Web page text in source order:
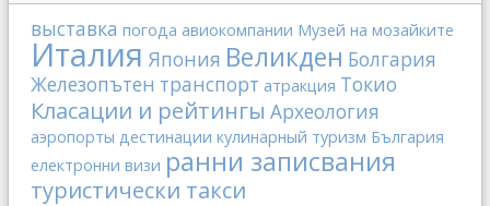
выставка погода авиокомпании Музей на мозайките
Италия Япония Великден Болгария
Железопътен транспорт атракция Токио
Класации и рейтингы Археология
аэропорты дестинации кулинарный туризм България
електронни визи ранни записвания
туристически такси